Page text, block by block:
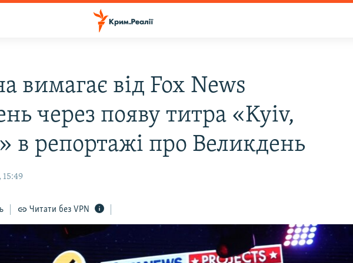
вимагає від Fox News
через появу титра «Kyiv,
в репортажі про Великдень
15:49
Читати без VPN